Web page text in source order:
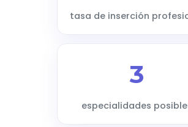
tasa de inserción
3
especialidades